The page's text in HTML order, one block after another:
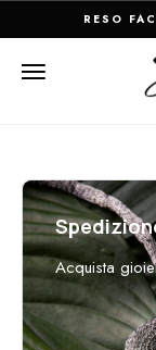
RESO
Acquista